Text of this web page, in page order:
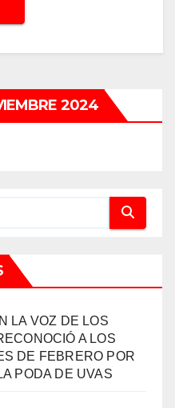
2024
LA VOZ DE LOS
A LOS
DE FEBRERO POR
PODA DE UVAS